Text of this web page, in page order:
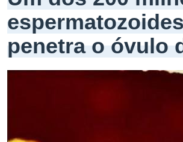
penetra o óvulo